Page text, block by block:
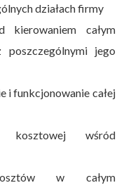
działach firmy
kierowaniem całym
poszczególnymi jego
i funkcjonowanie całej
kosztowej wśród
w całym